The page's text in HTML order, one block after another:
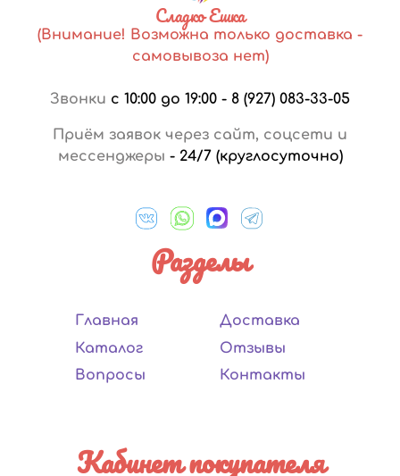
Сладко Ешка
(Внимание! Возможна только доставка -
самовывоза нет)
Звонки с 10:00 до 19:00 - 8 (927) 083-33-05
Приём заявок через сайт, соцсети и
мессенджеры - 24/7 (круглосуточно)
Разделы
Главная
Каталог
Вопросы
Доставка
Отзывы
Контакты
Кабинет покупателя